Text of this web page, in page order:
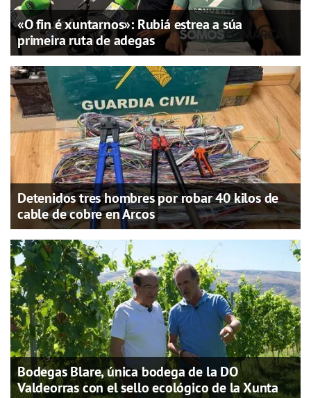
«O fin é xuntarnos»: Rubiá estrea a súa
primeira ruta de adegas
Detenidos tres hombres por robar 40 kilos de
cable de cobre en Arcos
Bodegas Blare, única bodega de la DO
Valdeorras con el sello ecológico de la Xunta